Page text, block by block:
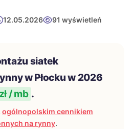
12.05.2026 91 wyświetleń
siatek
w Płocku w 2026
/ mb .
ogólnopolskim cennikiem
na rynny.